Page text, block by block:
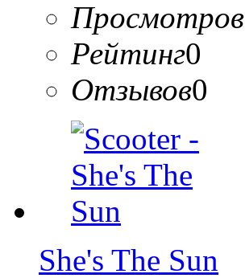
Просмотров
Рейтинг0
Отзывов0
She's The Sun